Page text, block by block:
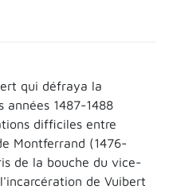
qui défraya la
années 1487-1488
difficiles entre
Montferrand (1476-
de la bouche du vice-
de Vuibert